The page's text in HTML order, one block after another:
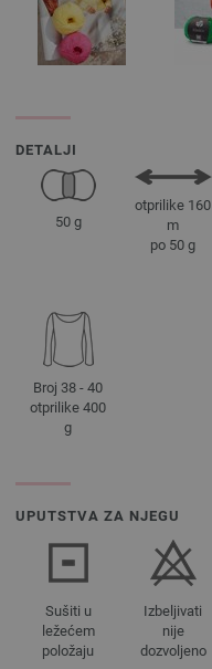
DETALJI
50 g
otprilike 160
m
po 50 g
Broj 38 - 40
otprilike 400
g
UPUTSTVA ZA NJEGU
Sušiti u
ležećem
položaju
Izbeljivati
nije
dozvoljeno